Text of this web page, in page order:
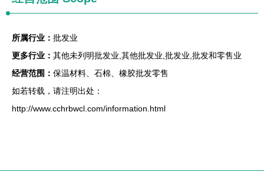
所属行业： 批发业
更多行业： 其他未列明批发业,其他批发业,批发业,批发和零售业
经营范围： 保温材料、石棉、橡胶批发零售
如若转载，请注明出处：
http://www.cchrbwcl.com/information.html